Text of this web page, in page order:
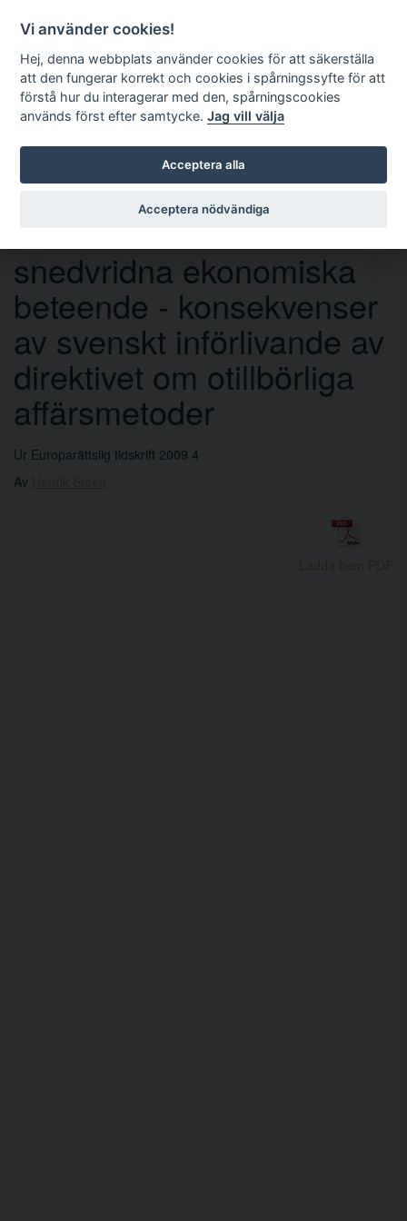
Sök
snedvridna ekonomiska
beteende - konsekvenser
av svenskt införlivande av
direktivet om otillbörliga
affärsmetoder
Ur Europarättslig tidskrift 2009 4
Av
Vi använder cookies!
Hej, denna webbplats använder cookies för att säkerställa
att den fungerar korrekt och cookies i spårningssyfte för att
förstå hur du interagerar med den, spårningscookies
används först efter samtycke.Jag vill välja
Acceptera alla
Acceptera nödvändiga